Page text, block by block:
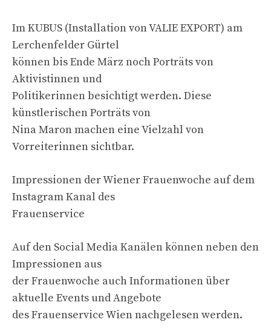
Im KUBUS (Installation von VALIE EXPORT) am
Lerchenfelder Gürtel
können bis Ende März noch Porträts von
Aktivistinnen und
Politikerinnen besichtigt werden. Diese
künstlerischen Porträts von
Nina Maron machen eine Vielzahl von
Vorreiterinnen sichtbar.
Impressionen der Wiener Frauenwoche auf dem
Instagram Kanal des
Frauenservice
Auf den Social Media Kanälen können neben den
Impressionen aus
der Frauenwoche auch Informationen über
aktuelle Events und Angebote
des Frauenservice Wien nachgelesen werden.